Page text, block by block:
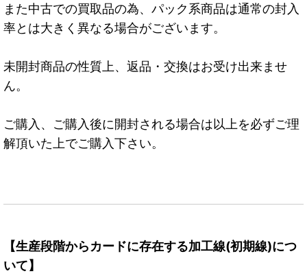
また中古での買取品の為、パック系商品は通常の封入
率とは大きく異なる場合がございます。
未開封商品の性質上、返品・交換はお受け出来ませ
ん。
ご購入、ご購入後に開封される場合は以上を必ずご理
解頂いた上でご購入下さい。
【生産段階からカードに存在する加工線(初期線)につ
いて】